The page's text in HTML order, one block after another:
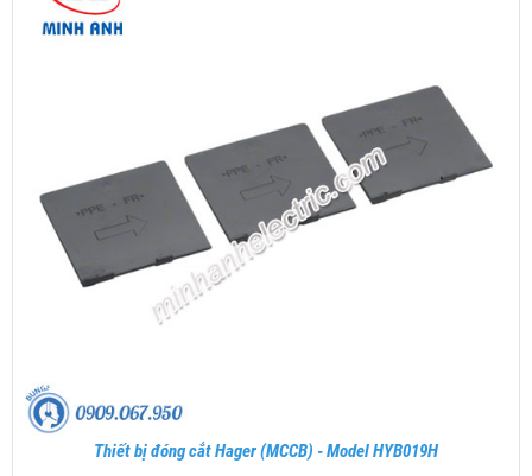
Thiết bị đóng cắt Hager (MCCB) - Model HYB019H